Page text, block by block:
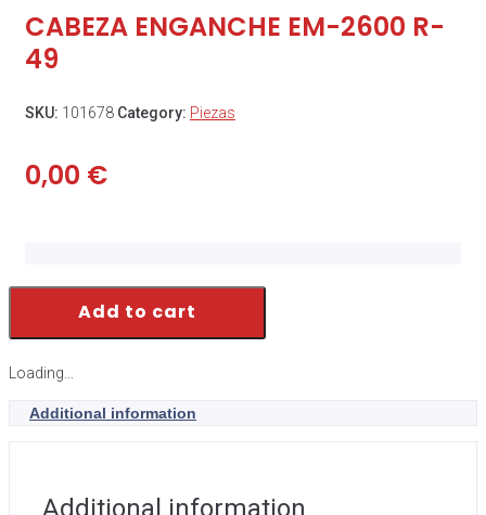
CABEZA ENGANCHE EM-2600 R-
49
SKU: 101678 Category: Piezas
0,00 €
Add to cart
Loading...
Additional information
Additional information